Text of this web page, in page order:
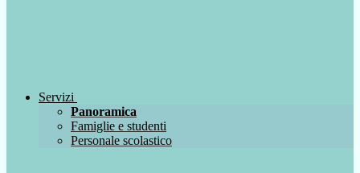
Servizi
Panoramica
Famiglie e studenti
Personale scolastico